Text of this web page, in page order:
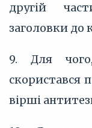
другій
заголовки до
9. Для
скористався
вірші